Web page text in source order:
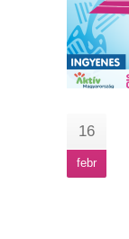
16
febr